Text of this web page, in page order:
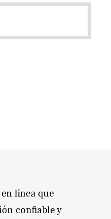
línea que
confiable y